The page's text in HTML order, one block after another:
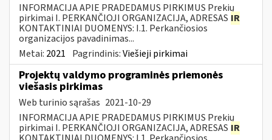
INFORMACIJA APIE PRADEDAMUS PIRKIMUS Prekių
pirkimai I. PERKANČIOJI ORGANIZACIJA, ADRESAS IR
KONTAKTINIAI DUOMENYS: I.1. Perkančiosios
organizacijos pavadinimas...
Metai: 2021 Pagrindinis:Viešieji pirkimai
Projektų valdymo programinės priemonės
viešasis pirkimas
Web turinio sąrašas 2021-10-29
INFORMACIJA APIE PRADEDAMUS PIRKIMUS Prekių
pirkimai I. PERKANČIOJI ORGANIZACIJA, ADRESAS IR